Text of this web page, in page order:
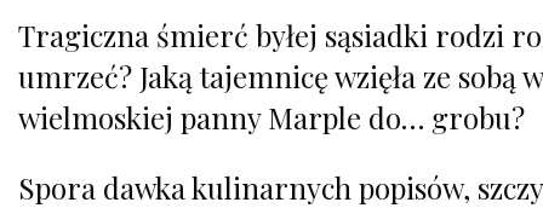
Tragiczna śmierć byłej sąsiadki rodzi
umrzeć? Jaką tajemnicę wzięła ze
wielmoskiej panny Marple do… grobu?
Spora dawka kulinarnych popisów,